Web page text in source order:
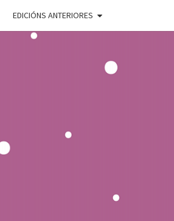
EDICIÓNS ANTERIORES